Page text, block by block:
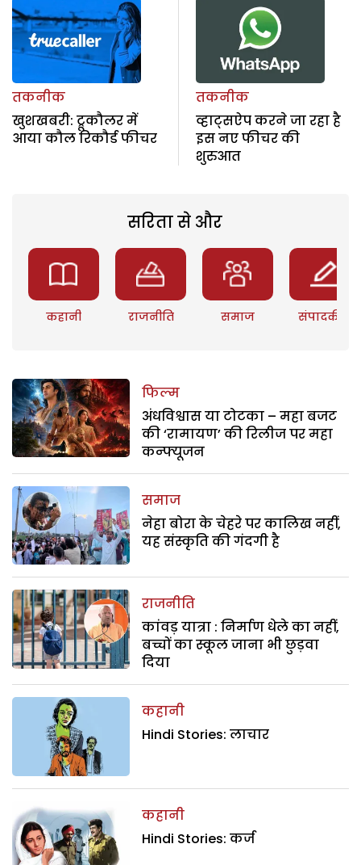
तकनीक
खुशखबरी: ट्रूकौलर में
आया कौल रिकौर्ड फीचर
तकनीक
व्हाट्सऐप करने जा रहा है
इस नए फीचर की
शुरुआत
सरिता से और
कहानी राजनीति समाज संपादकीय
फिल्म
अंधविश्वास या टोटका – महा बजट
की ‘रामायण’ की रिलीज पर महा
कन्फ्यूजन
समाज
नेहा बोरा के चेहरे पर कालिख नहीं,
यह संस्कृति की गंदगी है
राजनीति
कांवड़ यात्रा : निर्माण धेले का नहीं,
बच्चों का स्कूल जाना भी छुड़वा
दिया
कहानी
Hindi Stories: लाचार
कहानी
Hindi Stories: कर्ज